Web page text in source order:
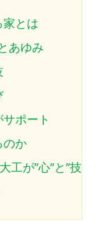
とは
あゆみ
ポート
のか
工が”心”と”技